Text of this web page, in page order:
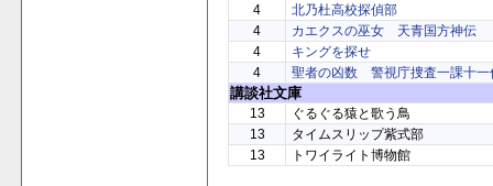
4
北乃杜高校探偵部
4
カエクスの巫女 天青国方神伝
4
キングを探せ
4
聖者の凶数 警視庁捜査一課十一
講談社文庫
13
ぐるぐる猿と歌う鳥
13
タイムスリップ紫式部
13
トワイライト博物館